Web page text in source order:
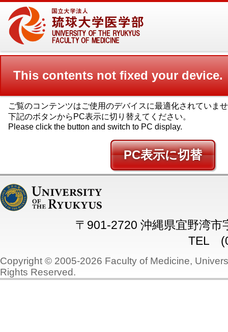
This contents not fixed your device.
ご覧のコンテンツはご使用のデバイスに最適化されていま
下記のボタンからPC表示に切り替えてください。
Please click the button and switch to PC display.
PC
〒901-2720 沖縄県宜野湾市
TEL
Copyright © 2005-2026 Faculty of Medicine,
Rights Reserved.